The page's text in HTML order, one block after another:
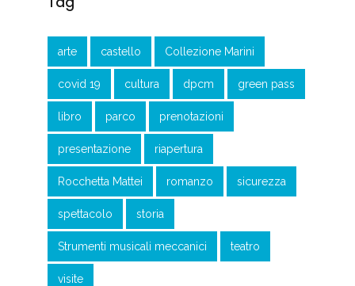
arte castello Collezione Marini
covid 19 cultura dpcm green pass
libro parco prenotazioni
presentazione riapertura
Rocchetta Mattei romanzo sicurezza
spettacolo storia
Strumenti musicali meccanici teatro
visite